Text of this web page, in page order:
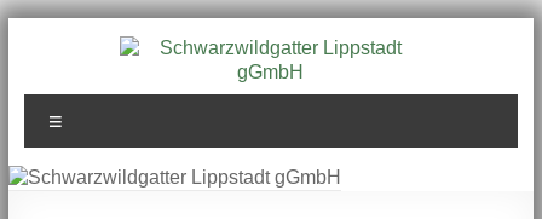
Schwarzwildgatter
Lippstadt gGmbH